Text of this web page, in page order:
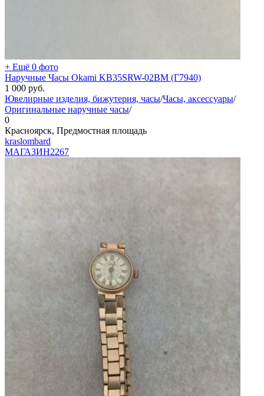
+ Ещё 0 фото
Наручные Часы Okami KB35SRW-02BM (Г7940)
1 000 руб.
Ювелирные изделия, бижутерия, часы/Часы, аксессуары/
Оригинальные наручные часы/
0
Красноярск, Предмостная площадь
kraslombard
МАГАЗИН2267